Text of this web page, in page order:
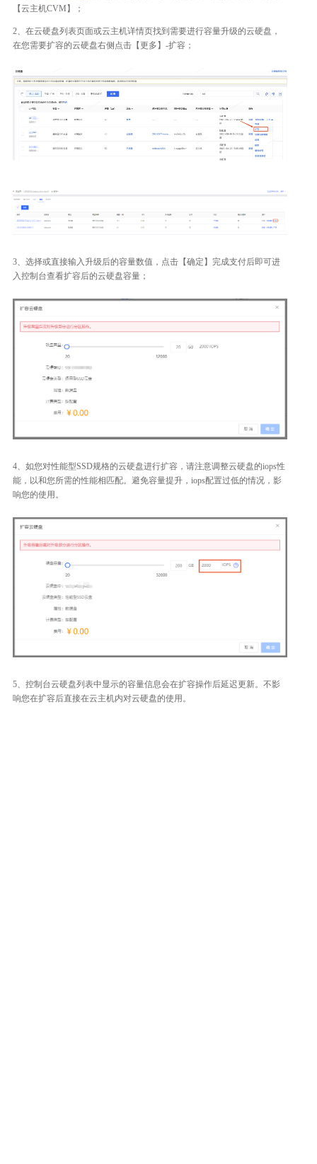
【云主机CVM】；
2、在云硬盘列表页面或云主机详情页找到需要进行容量升级的云硬盘，
在您需要扩容的云硬盘右侧点击【更多】-扩容；
3、选择或直接输入升级后的容量数值，点击【确定】完成支付后即可进
入控制台查看扩容后的云硬盘容量；
4、如您对性能型SSD规格的云硬盘进行扩容，请注意调整云硬盘的iops性
能，以和您所需的性能相匹配。避免容量提升，iops配置过低的情况，影
响您的使用。
5、控制台云硬盘列表中显示的容量信息会在扩容操作后延迟更新。不影
响您在扩容后直接在云主机内对云硬盘的使用。